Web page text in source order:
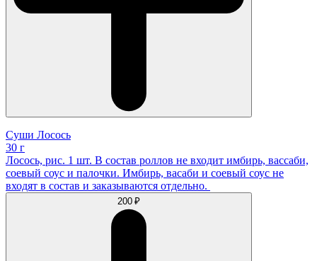
Суши Лосось
30 г
Лосось, рис. 1 шт. В состав роллов не входит имбирь, вассаби,
соевый соус и палочки. Имбирь, васаби и соевый соус не
входят в состав и заказываются отдельно.
200 ₽